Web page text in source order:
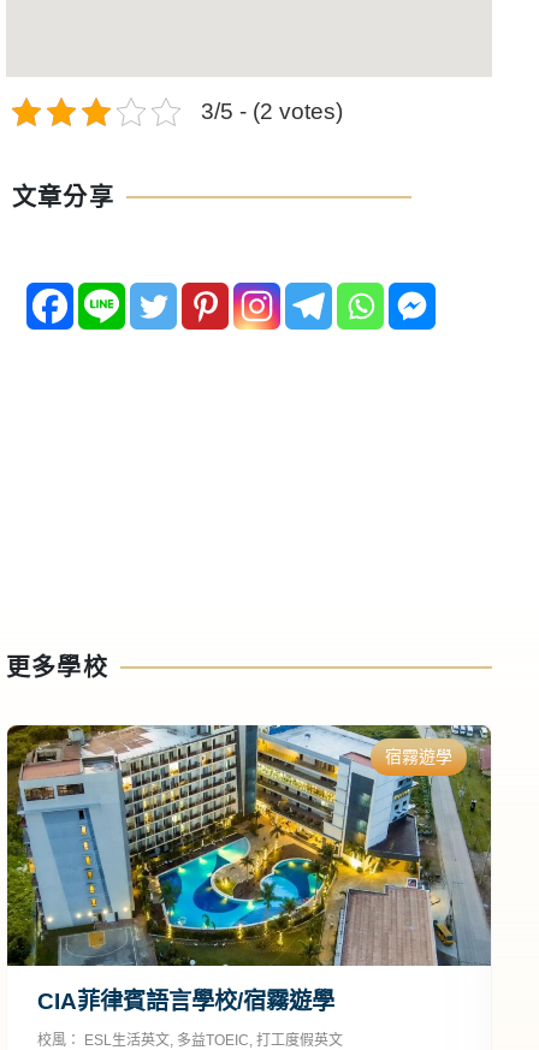
3/5 - (2 votes)
文章分享
更多學校
宿霧遊學
CIA菲律賓語言學校/宿霧遊學
校風： ESL生活英文, 多益TOEIC, 打工度假英文